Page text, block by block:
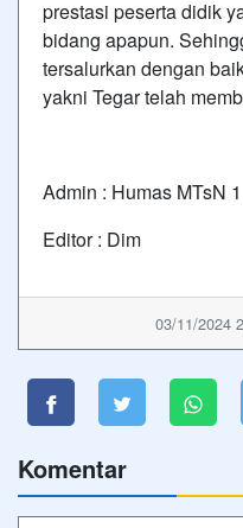
prestasi peserta didik
bidang apapun.
tersalurkan dengan
yakni Tegar telah
Admin : Humas MTsN
Editor : Dim
03/11/2024
Komentar